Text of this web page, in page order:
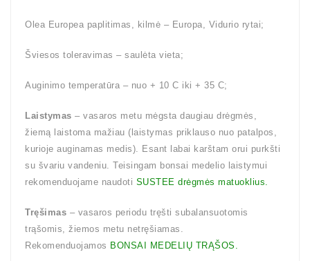
Olea Europea paplitimas, kilmė – Europa, Vidurio rytai;
Šviesos toleravimas – saulėta vieta;
Auginimo temperatūra – nuo + 10 C iki + 35 C;
Laistymas – vasaros metu mėgsta daugiau drėgmės,
žiemą laistoma mažiau (laistymas priklauso nuo patalpos,
kurioje auginamas medis). Esant labai karštam orui purkšti
su švariu vandeniu. Teisingam bonsai medelio laistymui
rekomenduojame naudoti SUSTEE drėgmės matuoklius.
Tręšimas – vasaros periodu tręšti subalansuotomis
trąšomis, žiemos metu netręšiamas.
Rekomenduojamos BONSAI MEDELIŲ TRĄŠOS.